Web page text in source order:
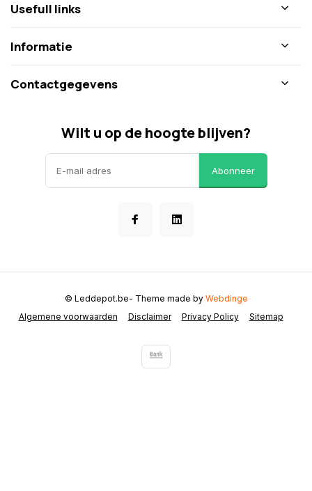
Usefull links
Informatie
Contactgegevens
Wilt u op de hoogte blijven?
Abonneer
Algemene voorwaarden Disclaimer Privacy Policy Sitemap
© Leddepot.be- Theme made by Webdinge